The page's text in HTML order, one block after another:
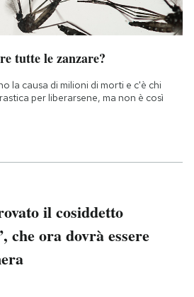
tutte le zanzare?
la causa di milioni di morti e c'è chi
per liberarsene, ma non è così
il cosiddetto
che ora dovrà essere